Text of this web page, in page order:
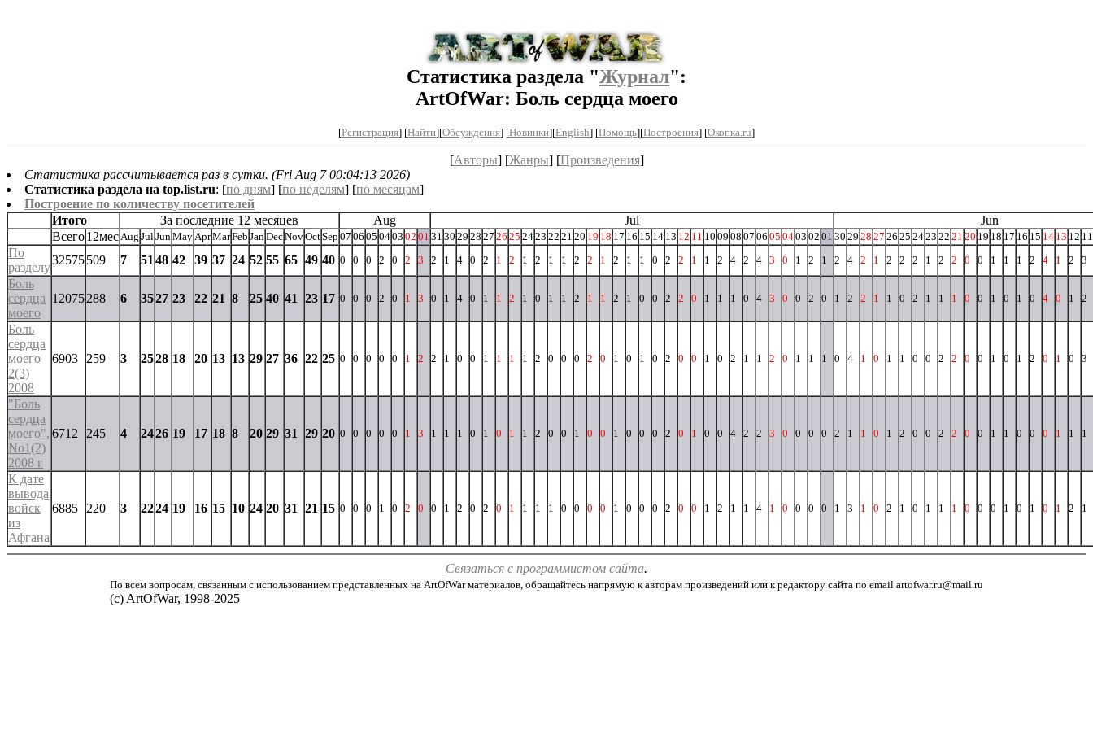
Статистика раздела "Журнал":
ArtOfWar: Боль сердца моего
[Регистрация] [Найти][Обсуждения] [Новинки][English] [Помощь][Построения] [Окопка.ru]
[Авторы] [Жанры] [Произведения]
Статистика рассчитывается раз в сутки. (Fri Aug 7 00:04:13 2026)
Статистика раздела на top.list.ru: [по дням] [по неделям] [по месяцам]
Построение по количеству посетителей
Итого
За последние 12 месяцев Aug Jul
Jun
Всего12мес Aug Jul Jun May AprMarFeb Jan DecNovOctSep 07 06 05 0403 02 01 31 30 29 28 27 26 25 2423 22 21 20 19 18 17 16 15 14 13 12 11 10 09 08 07 06 05 0403 02 01 30 29 28 27 26 25 2423 22 21 20 19 18 17 16 15 14 13 12 11
По
разделу
32575509 7 51 48 42 39 37 24 52 55 65 49 40 0 0 0 2 0 2 3 2 1 4 0 2 1 2 1 2 1 1 2 2 1 2 1 1 0 2 2 1 1 2 4 2 4 3 0 1 2 1 2 4 2 1 2 2 2 1 2 2 0 0 1 1 1 2 4 1 2 3
Боль
сердца
моего
12075288 6 3527 23 22 21 8 25 40 41 23 17 0 0 0 2 0 1 3 0 1 4 0 1 1 2 1 0 1 1 2 1 1 2 1 0 0 2 2 0 1 1 1 0 4 3 0 0 2 0 1 2 2 1 1 0 2 1 1 1 0 0 1 0 1 0 4 0 1 2
Боль
сердца
моего
2(3)
2008
6903 259 3 2528 18 20 13 13 29 27 36 22 25 0 0 0 0 0 1 2 2 1 0 0 1 1 1 1 2 0 0 0 2 0 1 0 1 0 2 0 0 1 0 2 1 1 2 0 1 1 1 0 4 1 0 1 1 0 0 2 2 0 0 1 0 1 2 0 1 0 3
"Боль
сердца
моего",
No1(2)
2008 г
6712 245 4 2426 19 17 18 8 20 29 31 29 20 0 0 0 0 0 1 3 1 1 1 0 1 0 1 1 2 0 0 1 0 0 1 0 0 0 2 0 1 0 0 4 2 2 3 0 0 0 0 2 1 1 0 1 2 0 0 2 2 0 0 1 1 0 0 0 1 1 1
К дате
вывода
войск
из
Афгана
6885 220 3 2224 19 16 15 10 24 20 31 21 15 0 0 0 1 0 2 0 0 1 2 0 2 0 1 1 1 1 0 0 0 0 1 0 0 0 2 0 0 1 2 1 1 4 1 0 0 0 0 1 3 1 0 2 1 0 1 1 1 0 0 0 1 0 1 0 1 2 1
Связаться с программистом сайта.
По всем вопросам, связанным с использованием представленных на ArtOfWar материалов, обращайтесь напрямую к авторам произведений или к редактору сайта по email artofwar.ru@mail.ru
(с) ArtOfWar, 1998-2025